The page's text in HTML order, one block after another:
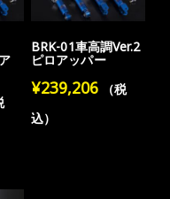
BRK-01車高調Ver.2
ピロアッパー
¥239,206
（税
込）